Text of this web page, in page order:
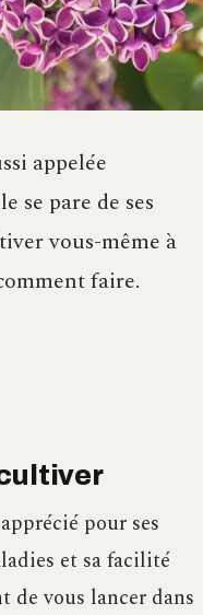
appelée
se pare de ses
vous-même à
faire.
pour ses
et sa facilité
de vous lancer dans